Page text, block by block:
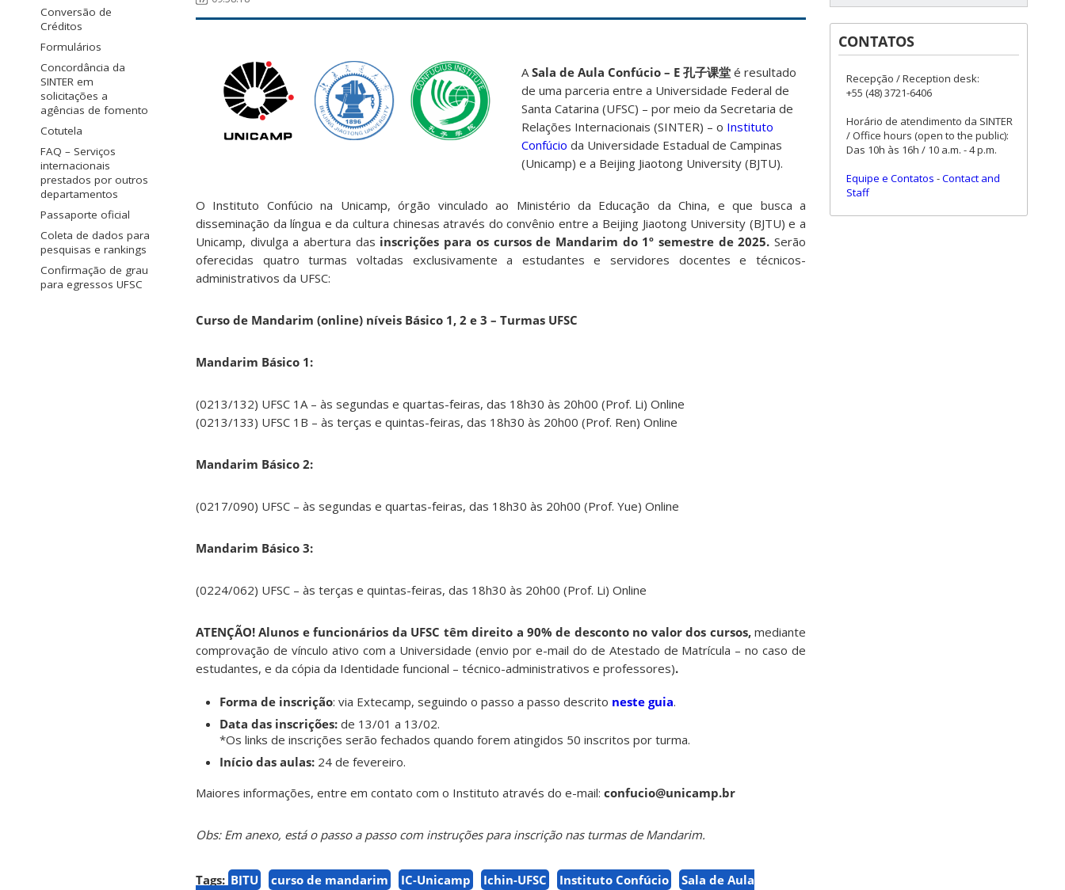
Conversão de
Créditos
Formulários
Concordância da
SINTER em
solicitações a
agências de fomento
Cotutela
FAQ – Serviços
internacionais
prestados por outros
departamentos
Passaporte oficial
Coleta de dados para
pesquisas e rankings
Confirmação de grau
para egressos UFSC
ASala de Aula Confúcio – E 孔子课堂 é resultado
de uma parceria entre a Universidade Federal de
Santa Catarina (UFSC) – por meio da Secretaria de
Relações Internacionais (SINTER) – o Instituto
Confúcio da Universidade Estadual de Campinas
(Unicamp) e a Beijing Jiaotong University (BJTU).
O Instituto Confúcio na Unicamp, órgão vinculado ao Ministério da Educação da China, e que busca a
disseminação da língua e da cultura chinesas através do convênio entre a Beijing Jiaotong University (BJTU) e a
Unicamp, divulga a abertura das inscrições para os cursos de Mandarim do 1º semestre de 2025. Serão
oferecidas quatro turmas voltadas exclusivamente a estudantes e servidores docentes e técnicos-
administrativos da UFSC:
Curso de Mandarim (online) níveis Básico 1, 2 e 3 – Turmas UFSC
Mandarim Básico 1:
(0213/132) UFSC 1A – às segundas e quartas-feiras, das 18h30 às 20h00 (Prof. Li) Online
(0213/133) UFSC 1B – às terças e quintas-feiras, das 18h30 às 20h00 (Prof. Ren) Online
Mandarim Básico 2:
(0217/090) UFSC – às segundas e quartas-feiras, das 18h30 às 20h00 (Prof. Yue) Online
Mandarim Básico 3:
(0224/062) UFSC – às terças e quintas-feiras, das 18h30 às 20h00 (Prof. Li) Online
ATENÇÃO! Alunos e funcionários da UFSC têm direito a 90% de desconto no valor dos cursos, mediante
comprovação de vínculo ativo com a Universidade (envio por e-mail do de Atestado de Matrícula – no caso de
estudantes, e da cópia da Identidade funcional – técnico-administrativos e professores).
Forma de inscrição: via Extecamp, seguindo o passo a passo descrito neste guia.
Data das inscrições: de 13/01 a 13/02.
*Os links de inscrições serão fechados quando forem atingidos 50 inscritos por turma.
Início das aulas: 24 de fevereiro.
Maiores informações, entre em contato com o Instituto através do e-mail: confucio@unicamp.br
Obs: Em anexo, está o passo a passo com instruções para inscrição nas turmas de Mandarim.
Tags: BJTU curso de mandarim IC-Unicamp Ichin-UFSC Instituto Confúcio
Sala de Aula
CONTATOS
Recepção / Reception desk:
+55 (48) 3721-6406
Horário de atendimento da SINTER
/ Office hours (open to the public):
Das 10h às 16h / 10 a.m. - 4 p.m.
Equipe e Contatos -Contact and
Staff